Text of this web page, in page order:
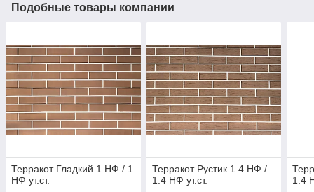
Подобные товары компании
Терракот Гладкий 1 НФ / 1
НФ ут.ст.
Терракот Рустик 1.4 НФ /
1.4 НФ ут.ст.
1.4